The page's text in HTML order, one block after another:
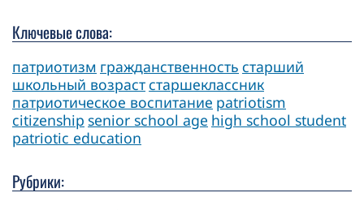
Ключевые слова:
патриотизм гражданственность старший
школьный возрастстаршеклассник
патриотическое воспитание patriotism
citizenship senior school age high school student
patriotic education
Рубрики: